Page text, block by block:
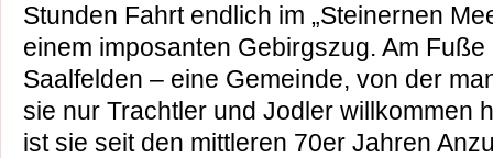
Stunden Fahrt endlich im „Steinernen
einem imposanten Gebirgszug. Am
Saalfelden – eine Gemeinde, von der
sie nur Trachtler und Jodler willkommen
ist sie seit den mittleren 70er Jahren